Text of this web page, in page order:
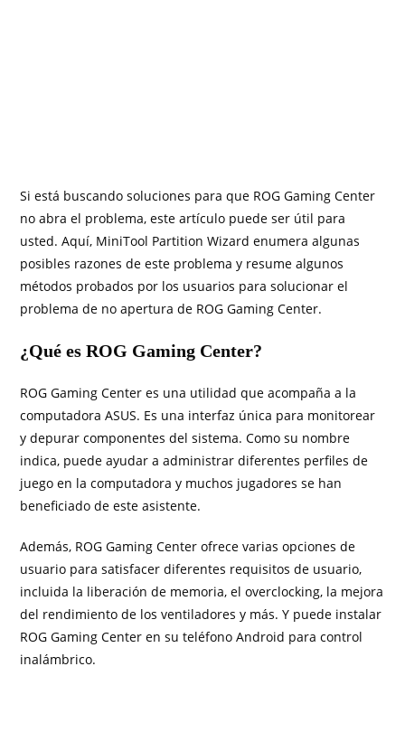
Si está buscando soluciones para que ROG Gaming Center
no abra el problema, este artículo puede ser útil para
usted. Aquí, MiniTool Partition Wizard enumera algunas
posibles razones de este problema y resume algunos
métodos probados por los usuarios para solucionar el
problema de no apertura de ROG Gaming Center.
¿Qué es ROG Gaming Center?
ROG Gaming Center es una utilidad que acompaña a la
computadora ASUS. Es una interfaz única para monitorear
y depurar componentes del sistema. Como su nombre
indica, puede ayudar a administrar diferentes perfiles de
juego en la computadora y muchos jugadores se han
beneficiado de este asistente.
Además, ROG Gaming Center ofrece varias opciones de
usuario para satisfacer diferentes requisitos de usuario,
incluida la liberación de memoria, el overclocking, la mejora
del rendimiento de los ventiladores y más. Y puede instalar
ROG Gaming Center en su teléfono Android para control
inalámbrico.